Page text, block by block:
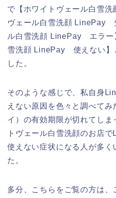
で【ホワイトヴェール白雪
ヴェール白雪洗顔 LinePay
ル白雪洗顔 LinePay エラー
雪洗顔 LinePay 使えない】
した。
そのような感じで、私自身
えない原因を色々と調べて
イ）の有効期限が切れてしま
トヴェール白雪洗顔のお店
使えない症状になる人が多く
た。
多分、こちらをご覧の方は、